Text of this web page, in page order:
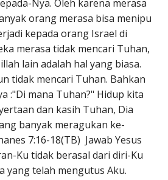
Nya. Oleh karena merasa
orang merasa bisa menipu
kepada orang Israel di
merasa tidak mencari Tuhan,
lain adalah hal yang biasa.
tidak mencari Tuhan. Bahkan
:"Di mana Tuhan?" Hidup kita
dan kasih Tuhan, Dia
banyak meragukan ke-
7:16-18(TB) Jawab Yesus
Ku tidak berasal dari diri-Ku
yang telah mengutus Aku.